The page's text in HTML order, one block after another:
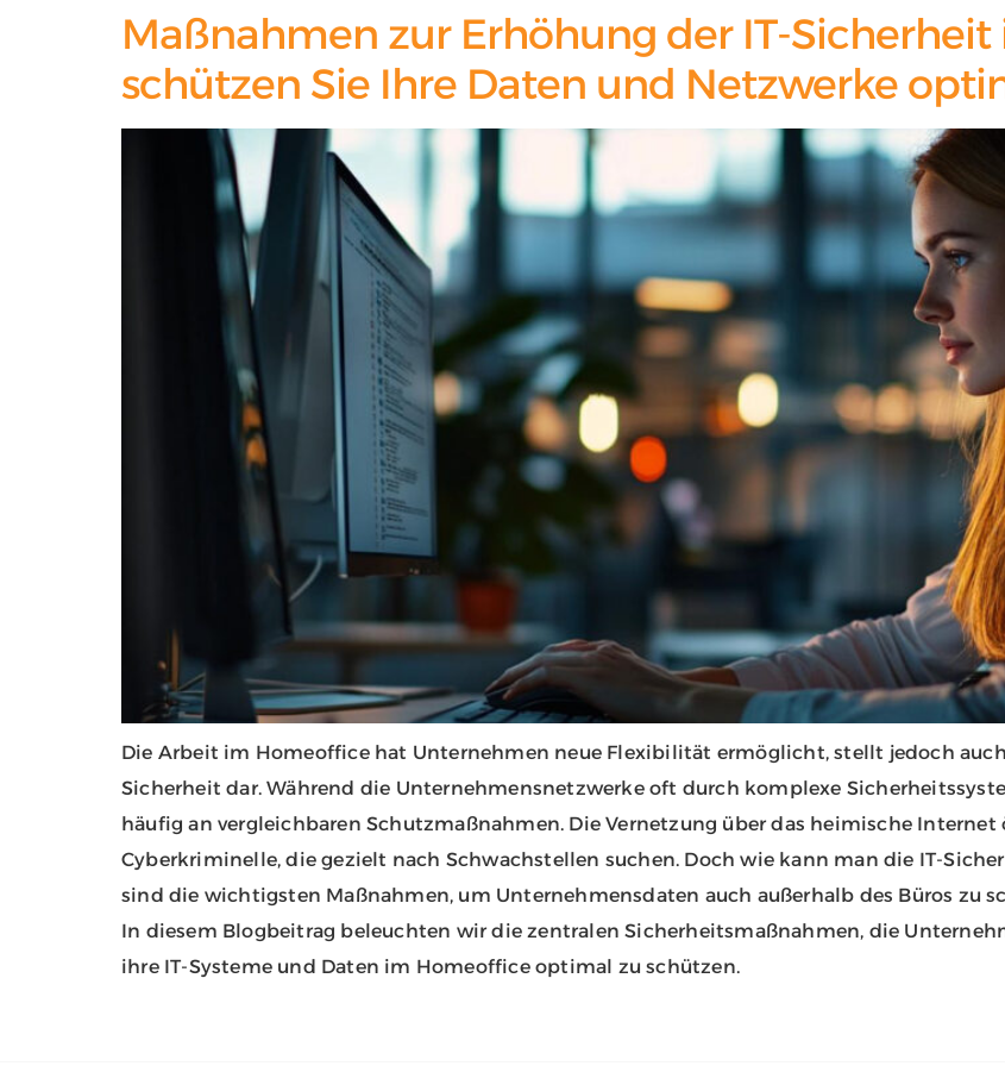
Maßnahmen zur Erhöhung der IT-
schützen Sie Ihre Daten und Netzwerke
Die Arbeit im Homeoffice hat Unternehmen neue Flexibilität ermöglicht, stellt jedoch
Sicherheit dar. Während die Unternehmensnetzwerke oft durch komplexe
häufig an vergleichbaren Schutzmaßnahmen. Die Vernetzung über das heimische
Cyberkriminelle, die gezielt nach Schwachstellen suchen. Doch wie kann man die IT-
sind die wichtigsten Maßnahmen, um Unternehmensdaten auch außerhalb des Büros zu
In diesem Blogbeitrag beleuchten wir die zentralen Sicherheitsmaßnahmen, die
ihre IT-Systeme und Daten im Homeoffice optimal zu schützen.